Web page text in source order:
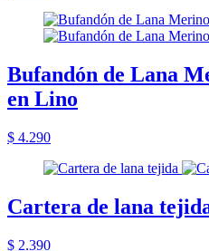
Bufandón de Lana
en Lino
$ 4.290
Cartera de lana
$ 2.390